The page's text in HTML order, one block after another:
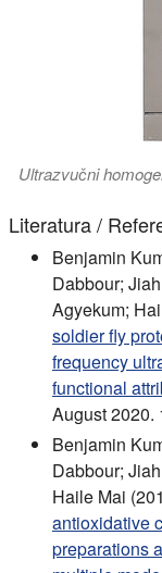
Ultrazvučni
Literatura /
Benjamin
Dabbour;
Agyekum;
soldier fly
frequency
functional
August 2020.
Benjamin
Dabbour;
Haile Mai
antioxidative
preparations